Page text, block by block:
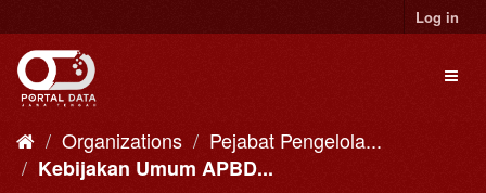
to
content
Log in
Organizations
Pejabat Pengelola...
Kebijakan Umum APBD...